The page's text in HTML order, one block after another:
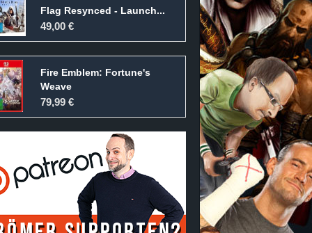
Flag Resynced - Launch...
49,00 €
Fire Emblem: Fortune's
Weave
79,99 €